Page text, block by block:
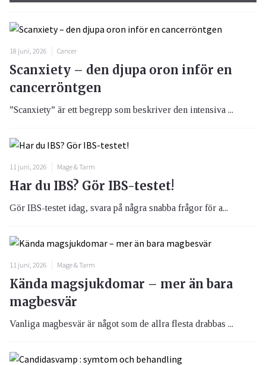
18 juni, 2026 Cancer
Scanxiety – den djupa oron inför en
cancerröntgen
”Scanxiety” är ett begrepp som beskriver den intensiva ...
11 juni, 2026 Mage & Tarm
Har du IBS? Gör IBS-testet!
Gör IBS-testet idag, svara på några snabba frågor för a...
11 juni, 2026 Mage & Tarm
Kända magsjukdomar – mer än bara
magbesvär
Vanliga magbesvär är något som de allra flesta drabbas ...